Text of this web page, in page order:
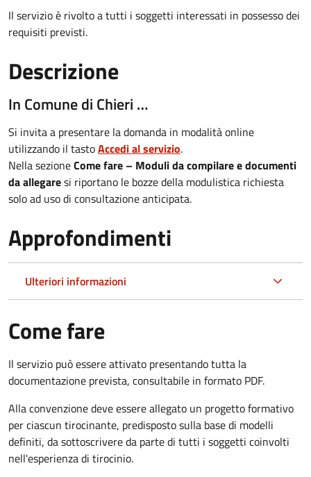
Il servizio è rivolto a tutti i soggetti interessati in possesso dei
requisiti previsti.
Descrizione
In Comune di Chieri …
Si invita a presentare la domanda in modalità online
utilizzando il tastoAccedi al servizio.
Nella sezioneCome fare – Moduli da compilare e documenti
da allegaresi riportano le bozze della modulistica richiesta
solo ad uso di consultazione anticipata.
Approfondimenti
Ulteriori informazioni
Come fare
Il servizio può essere attivato presentando tutta la
documentazione prevista, consultabile in formato PDF.
Alla convenzione deve essere allegato un progetto formativo
per ciascun tirocinante, predisposto sulla base di modelli
definiti, da sottoscrivere da parte di tutti i soggetti coinvolti
nell'esperienza di tirocinio.